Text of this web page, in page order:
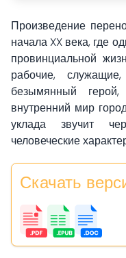
Произведение
начала XX века, где
провинциальной
рабочие,
безымянный
внутренний мир
уклада звучит
человеческие
Скачать